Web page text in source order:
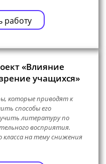
работу
«Влияние
учащихся»
которые приводят к
способы его
литературу по
восприятия.
класса на тему снижения